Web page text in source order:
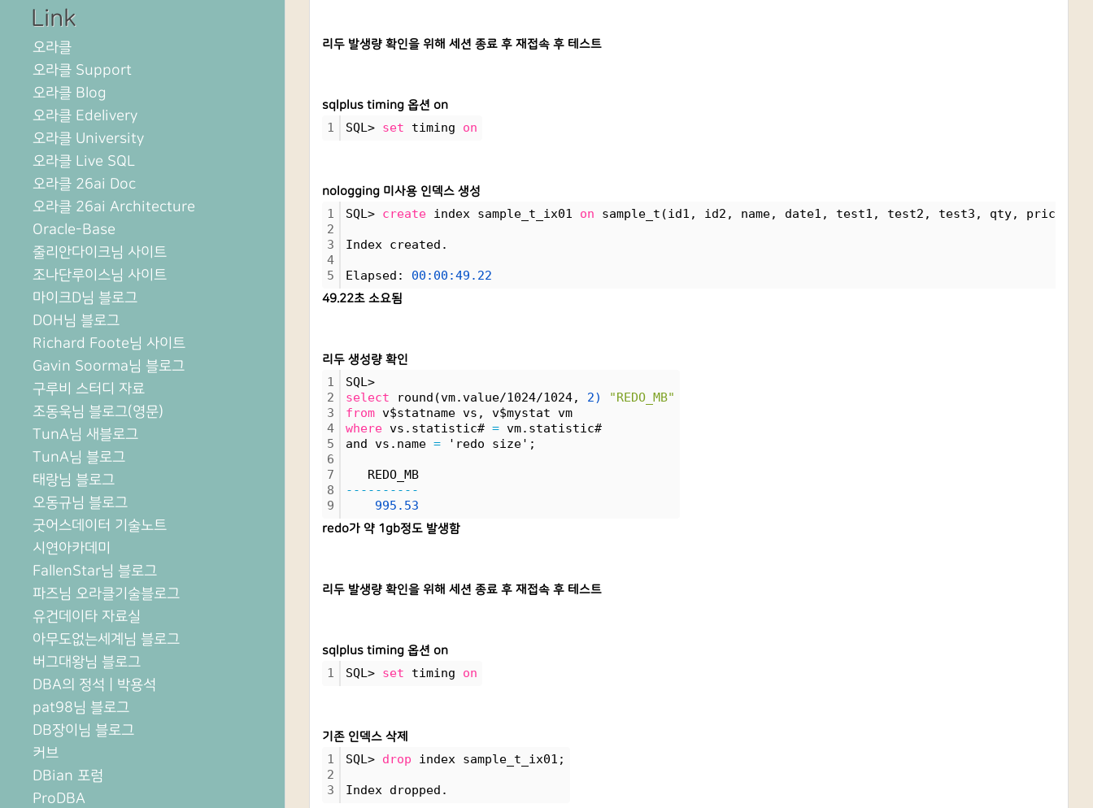
Link
오라클
오라클 Support
오라클 Blog
오라클 Edelivery
오라클 University
오라클 Live SQL
오라클 26ai Doc
오라클 26ai Architecture
Oracle-Base
줄리안다이크님 사이트
조나단루이스님 사이트
마이크D님 블로그
DOH님 블로그
Richard Foote님 사이트
Gavin Soorma님 블로그
구루비 스터디 자료
조동욱님 블로그(영문)
TunA님 새블로그
TunA님 블로그
태랑님 블로그
오동규님 블로그
굿어스데이터 기술노트
시연아카데미
FallenStar님 블로그
파즈님 오라클기술블로그
유건데이타 자료실
아무도없는세계님 블로그
버그대왕님 블로그
DBA의 정석 | 박용석
pat98님 블로그
DB장이님 블로그
커브
DBian 포럼
ProDBA
리두 발생량 확인을 위해 세션 종료 후 재접속 후 테스트
sqlplus timing 옵션 on
1 SQL> set timing on
nologging 미사용 인덱스 생성
1
2
3
4
5
SQL> create index sample_t_ix01 on sample_t(id1, id2, name, date1, test1, test2, test3, qty, price,
Index created.
Elapsed: 00:00:49.22
49.22초 소요됨
리두 생성량 확인
1
2
3
4
5
6
7
8
9
SQL>
select round(vm.value/1024/1024, 2)
"REDO_MB"
from v$statname vs, v$mystat vm
where vs.statistic# = vm.statistic#
and vs.name = 'redo size';
REDO_MB
----------
995.53
redo가 약 1gb정도 발생함
리두 발생량 확인을 위해 세션 종료 후 재접속 후 테스트
sqlplus timing 옵션 on
1 SQL> set timing on
기존 인덱스 삭제
1
2
3
SQL> drop index sample_t_ix01;
Index dropped.